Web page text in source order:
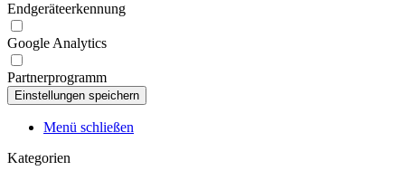
Endgeräteerkennung
Google Analytics
Partnerprogramm
Menü schließen
Kategorien